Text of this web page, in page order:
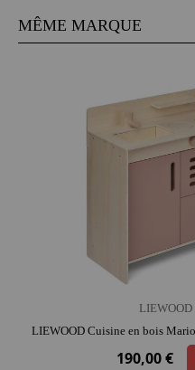
MÊME MARQUE
LIEWOOD
190,00 €